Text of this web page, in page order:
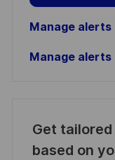
Manage alerts
Manage alerts
Get
based on